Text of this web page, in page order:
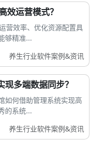
效运营模式？
营效率、优化资源配置具
够精准...
养生行业软件案例&资讯
多端数据同步？
如何借助管理系统实现高
的系统...
养生行业软件案例&资讯